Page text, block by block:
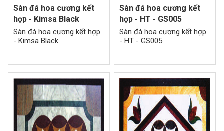
Sàn đá hoa cương kết
hợp - Kimsa Black
Sàn đá hoa cương kết hợp
- Kimsa Black
Sàn đá hoa cương kết
hợp - HT - GS005
Sàn đá hoa cương kết hợp
- HT - GS005